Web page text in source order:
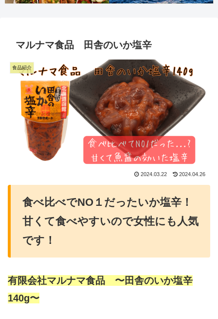
マルナマ食品 田舎のいか塩辛
食品紹介
2024.03.22 2024.04.26
食べ比べでNO１だったいか塩辛！
甘くて食べやすいので女性にも人気
です！
有限会社マルナマ食品 〜田舎のいか塩辛
140g〜